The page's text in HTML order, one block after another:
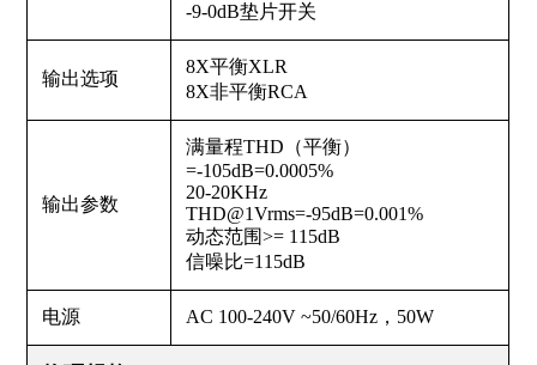
-9-0dB垫片开关
输出选项
8X平衡XLR
8X非平衡RCA
输出参数
满量程THD（平衡）
=-105dB=0.0005%
20-20KHz
THD@1Vrms=-95dB=0.001%
动态范围>= 115dB
信噪比=115dB
电源 AC 100-240V ~50/60Hz，50W